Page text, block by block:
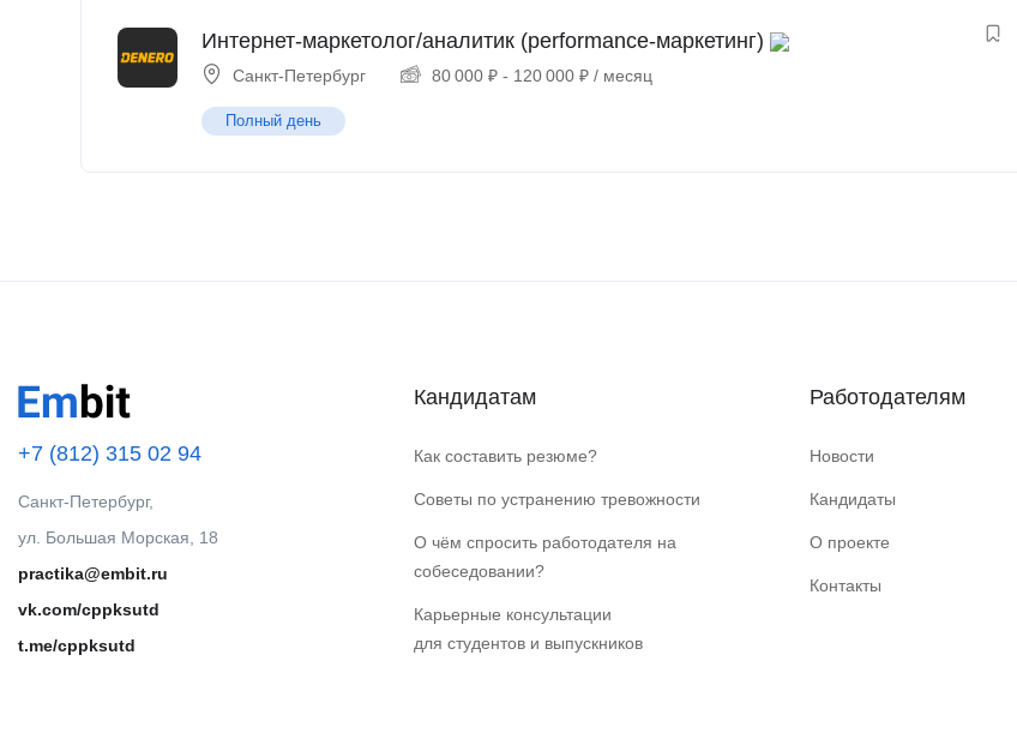
Интернет-маркетолог/аналитик (performance-маркетинг)
Санкт-Петербург 80 000 ₽ - 120 000 ₽ / месяц
Полный день
+7 (812) 315 02 94
Санкт-Петербург,
ул. Большая Морская, 18
practika@embit.ru
vk.com/cppksutd
t.me/cppksutd
Кандидатам
Как составить резюме?
Советы по устранению тревожности
О чём спросить работодателя на
собеседовании?
Карьерные консультации
для студентов и выпускников
Работодателям
Новости
Кандидаты
О проекте
Контакты